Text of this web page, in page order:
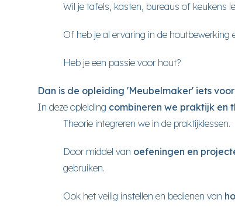
Wil je tafels, kasten, bureaus of keukens
Of heb je al ervaring in de houtbewerking
Heb je een passie voor hout?
Dan is de opleiding 'Meubelmaker' iets
In deze opleiding combineren we praktijk en
Theorie integreren we in de praktijklessen.
Door middel van oefeningen en
gebruiken.
Ook het veilig instellen en bedienen van